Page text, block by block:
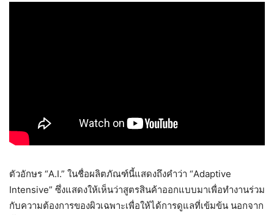
ตัวอักษร “A.I.” ในชื่อผลิตภัณฑ์นี้แสดงถึงคำว่า “Adaptive
Intensive” ซึ่งแสดงให้เห็นว่าสูตรสินค้าออกแบบมาเพื่อทำงานร่วม
กับความต้องการของผิวเฉพาะเพื่อให้ได้การดูแลที่เข้มข้น นอกจาก